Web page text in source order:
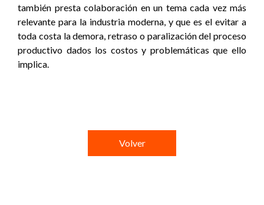
también presta colaboración en un tema cada vez más
relevante para la industria moderna, y que es el evitar a
toda costa la demora, retraso o paralización del proceso
productivo dados los costos y problemáticas que ello
implica.
Volver